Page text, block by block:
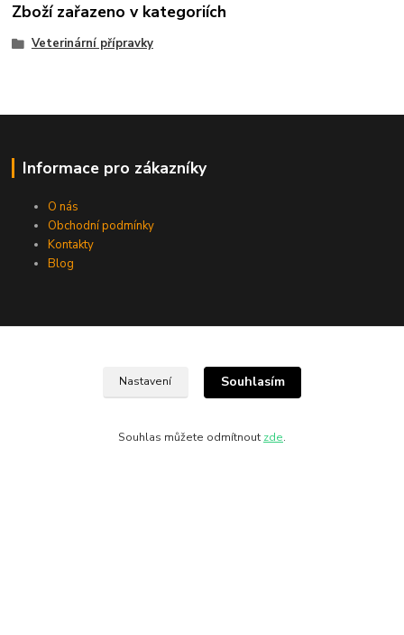
Zboží zařazeno v kategoriích
Veterinární přípravky
Informace pro zákazníky
O nás
Obchodní podmínky
Kontakty
Blog
Nastavení Souhlasím
Souhlas můžete odmítnout zde.